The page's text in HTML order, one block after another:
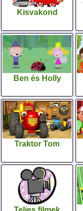
Kisvakond
Ben és Holly
Traktor Tom